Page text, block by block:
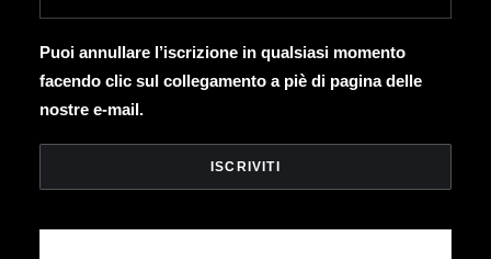
Puoi annullare l’iscrizione in qualsiasi momento
facendo clic sul collegamento a piè di pagina delle
nostre e-mail.